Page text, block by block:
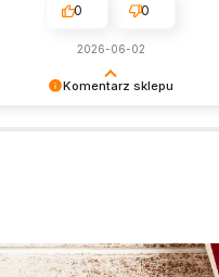
Komentarz sklepu
0 0
2026-06-02